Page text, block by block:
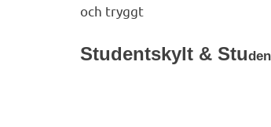
och tryggt
Studentskylt & Stu